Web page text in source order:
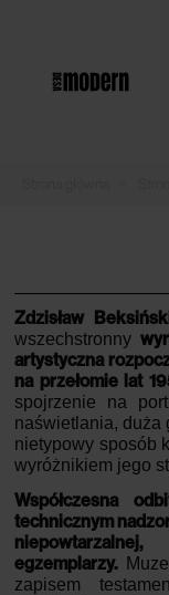
Zdzisław Beksiński
wszechstronny
artystyczna
na przełomie lat
spojrzenie na
naświetlania, duża
nietypowy sposób
wyróżnikiem jego
Współczesna
technicznym
egzemplarzy.
zapisem